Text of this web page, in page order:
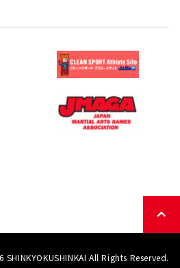
All Rights Reserved.